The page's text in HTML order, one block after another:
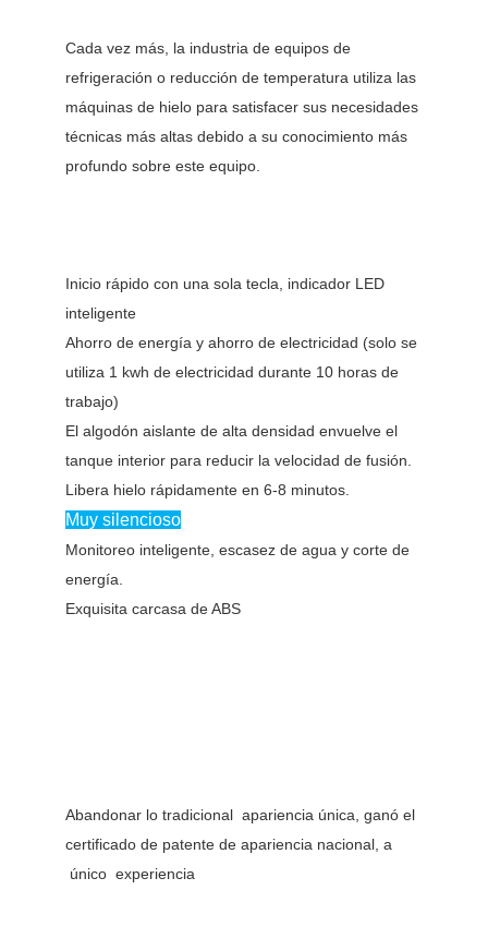
Cada vez más, la industria de equipos de
refrigeración o reducción de temperatura utiliza las
máquinas de hielo para satisfacer sus necesidades
técnicas más altas debido a su conocimiento más
profundo sobre este equipo.
Inicio rápido con una sola tecla, indicador LED
inteligente
Ahorro de energía y ahorro de electricidad (solo se
utiliza 1 kwh de electricidad durante 10 horas de
trabajo)
El algodón aislante de alta densidad envuelve el
tanque interior para reducir la velocidad de fusión.
Libera hielo rápidamente en 6-8 minutos.
Muy silencioso
Monitoreo inteligente, escasez de agua y corte de
energía.
Exquisita carcasa de ABS
Abandonar lo tradicional apariencia única, ganó el
certificado de patente de apariencia nacional, a
único experiencia